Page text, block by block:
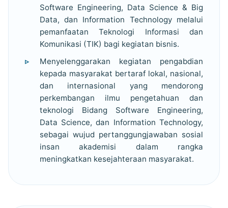
Software Engineering, Data Science & Big
Data, dan Information Technology melalui
pemanfaatan Teknologi Informasi dan
Komunikasi (TIK) bagi kegiatan bisnis.
Menyelenggarakan kegiatan pengabdian
kepada masyarakat bertaraf lokal, nasional,
dan internasional yang mendorong
perkembangan ilmu pengetahuan dan
teknologi Bidang Software Engineering,
Data Science, dan Information Technology,
sebagai wujud pertanggungjawaban sosial
insan akademisi dalam rangka
meningkatkan kesejahteraan masyarakat.